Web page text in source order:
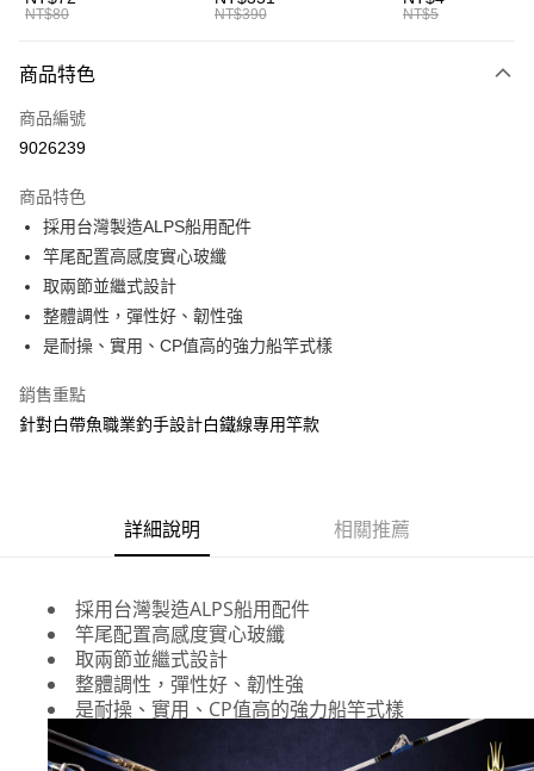
元大商業銀行
台灣樂天信用卡公司
2.付款方式選擇「大哥付你分期」，訂單成立後會自動跳轉到大哥付的交易
成交易。
4.訂單成立30分鐘內，如未前往確認交易或遇審核未通過，訂單將自動取
法說明評估內容。
【繳款方式說明】
1.分期款項不併入電信帳單，「大哥付你分期」於每月結算日後寄送繳費提
醒簡訊。
2.透過簡訊連結打開帳單後，可選擇「超商條碼／台灣大直營門市／銀行轉
帳／街口支付／iPASS MONEY」等通路繳費。
【注意事項】
用戶於交易時，得透過本服務購買商品或服務，並由商店將買賣／分期付款
買賣價金債權讓與本公司後，依約使用本公司帳單繳交帳款。
2.基於同意付款使用「大哥付你分期」之契約關係目的，商店將以您的個人
相關說明
AFTEE先享後付是「在收到商品之後才付款」的支付方式。 讓您購物簡單
便利好安心！
２．便利：只要手機號碼，簡訊認證，即可結帳。
【「AFTEE先享後付」結帳流程】
１．於結帳方式選擇「AFTEE先享後付」後，將跳轉至「AFTEE先享後付」
結帳頁面，進行簡訊認證並確認金額後，即可完成結帳。
２．訂單成立數日內，您將收到繳費通知簡訊。
３．收到繳費通知簡訊後14天內，點擊此簡訊中的連結，可透過四大超商／
※ 請注意：結帳手續完成當下不需立刻繳費，但若您需要取消訂單，請聯絡
購買商品的店家。未經商家同意取消之訂單仍視為有效，需透過AFTEE先享
後付繳納相關費用。
１．透過由恩沛科技股份有限公司提供之「AFTEE先享後付」服務完成之交
權轉讓予恩沛科技股份有限公司。
２．關於個人資料處理事宜，請瀏覽以下網址：
https://aftee.tw/terms/#terms3
３．未成年的使用者請事先徵得法定代理人或監護人之同意方可使用
「AFTEE先享後付」，若未經同意申辦者引起之損失，本公司不負相關責
任。
４．使用「AFTEE先享後付」時，將依據個別帳號之用戶狀況，依本公司即
時審查核予不同之上限額度；若仍有額度不足之情形，本公司將視審查結果
ATM付款
運送方式
一般宅配（門市自取請勿下單，請聯繫客服）
每筆NT$100，滿NT$2,000(含以上)免運費
大型宅配(門市自取請勿下單，請聯繫客服）
離島一般宅配
每筆NT$200，滿NT$3,000(含以上)免運費
計)，訂單才得以成立**)
NT$80
示架 T1086
NT$390
Ø4.5x37mm夜光
NT$5
商品特色
商品編號
9026239
商品特色
採用台灣製造ALPS船用配件
竿尾配置高感度實心玻纖
取兩節並繼式設計
整體調性，彈性好、韌性強
是耐操、實用、CP值高的強力船竿式樣
銷售重點
針對白帶魚職業釣手設計白鐵線專用竿款
詳細說明 相關推薦
採用台灣製造ALPS船用配件
竿尾配置高感度實心玻纖
取兩節並繼式設計
整體調性，彈性好、韌性強
是耐操、實用、CP值高的強力船竿式樣